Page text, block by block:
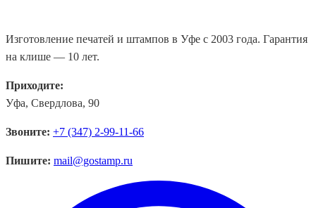
Изготовление печатей и штампов в Уфе с 2003 года. Гарантия
на клише — 10 лет.
Приходите:
Уфа, Свердлова, 90
Звоните: +7 (347) 2-99-11-66
Пишите: mail@gostamp.ru